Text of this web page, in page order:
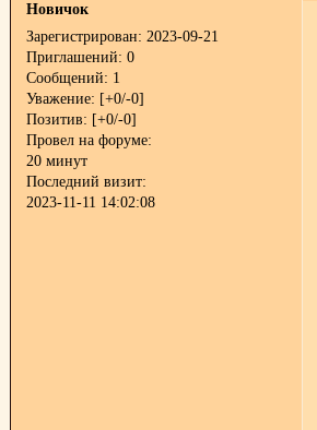
Новичок
Зарегистрирован: 2023-09-21
Приглашений: 0
Сообщений: 1
Уважение: [+0/-0]
Позитив: [+0/-0]
Провел на форуме:
20 минут
Последний визит:
2023-11-11 14:02:08